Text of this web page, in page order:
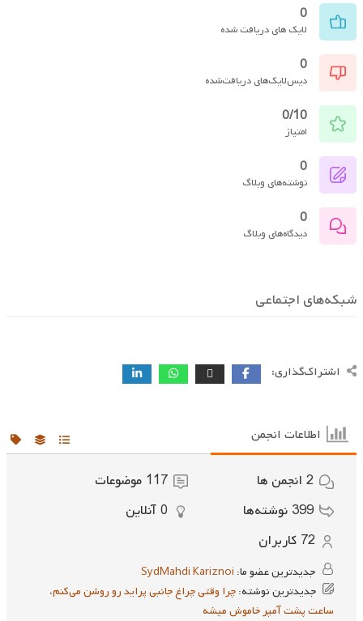
0
لایک های دریافت شده
0
دیس‌لایک‌های دریافت‌شده
0/10
امتیاز
0
نوشته‌های وبلاگ
0
دیدگاه‌های وبلاگ
شبکه‌های اجتماعی
اشتراک‌گذاری:
اطلاعات انجمن
2 انجمن ها 117 موضوعات
399 نوشته‌ها 0 آنلاین
72 کاربران
جدیدترین عضو ما: SydMahdi Kariznoi
جدیدترین نوشته:چرا وقتی چراغ جانبی پراید رو روشن می‌کنم،
ساعت پشت آمپر خاموش میشه